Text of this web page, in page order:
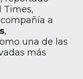
Times,
a
,
una de las
más